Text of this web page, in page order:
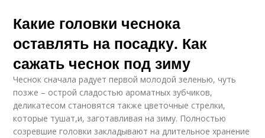
Какие головки чеснока
оставлять на посадку. Как
сажать чеснок под зиму
Чеснок сначала радует первой молодой зеленью, чуть
позже – острой сладостью ароматных зубчиков,
деликатесом становятся также цветочные стрелки,
которые тушат,и, заготавливая на зиму. Полностью
созревшие головки закладывают на длительное хранение